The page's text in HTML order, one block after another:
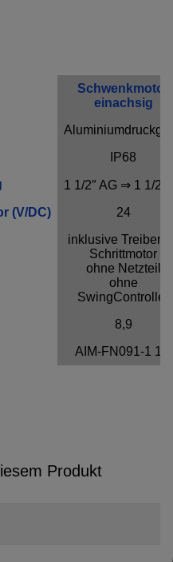
Schwenkmotor
einachsig
IP68
1 1/2″ AG ⇒ 1 1/2″
(V/DC)
24
inklusive Treiber
Schrittmotor
ohne Netzteil
ohne
SwingController
8,9
AIM-FN091-1 1/2
Produkt